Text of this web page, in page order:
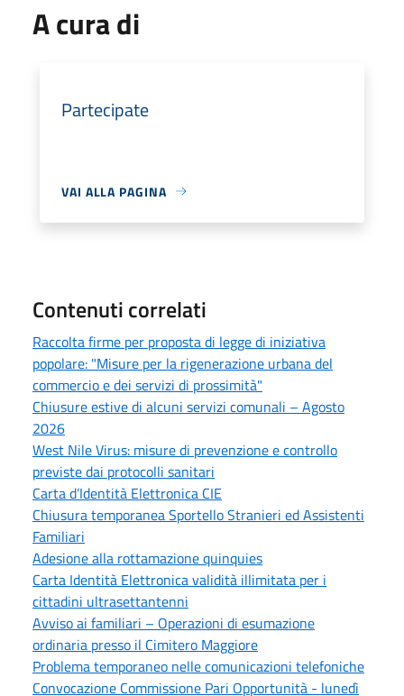
A cura di
Partecipate
VAI ALLA PAGINA
Contenuti correlati
Raccolta firme per proposta di legge di iniziativa
popolare: "Misure per la rigenerazione urbana del
commercio e dei servizi di prossimità"
Chiusure estive di alcuni servizi comunali – Agosto
2026
West Nile Virus: misure di prevenzione e controllo
previste dai protocolli sanitari
Carta d’Identità Elettronica CIE
Chiusura temporanea Sportello Stranieri ed Assistenti
Familiari
Adesione alla rottamazione quinquies
Carta Identità Elettronica validità illimitata per i
cittadini ultrasettantenni
Avviso ai familiari – Operazioni di esumazione
ordinaria presso il Cimitero Maggiore
Problema temporaneo nelle comunicazioni telefoniche
Convocazione Commissione Pari Opportunità - lunedì